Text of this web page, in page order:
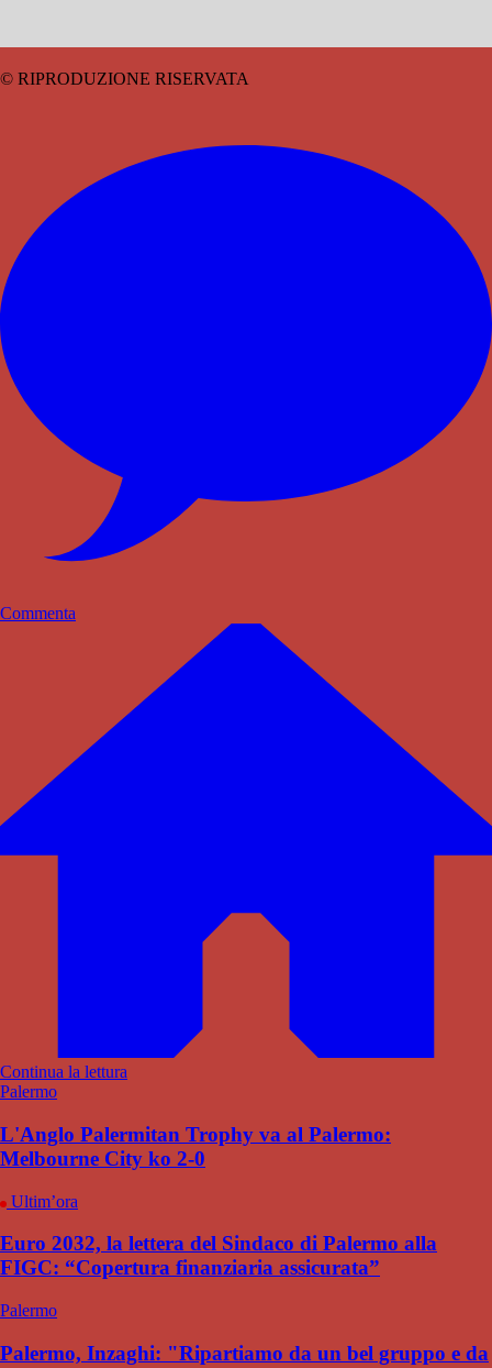
© RIPRODUZIONE RISERVATA
Commenta
Continua la lettura
Palermo
L'Anglo Palermitan Trophy va al Palermo:
Melbourne City ko 2-0
Ultim’ora
Euro 2032, la lettera del Sindaco di Palermo alla
FIGC: “Copertura finanziaria assicurata”
Palermo
Palermo, Inzaghi: "Ripartiamo da un bel gruppo e da